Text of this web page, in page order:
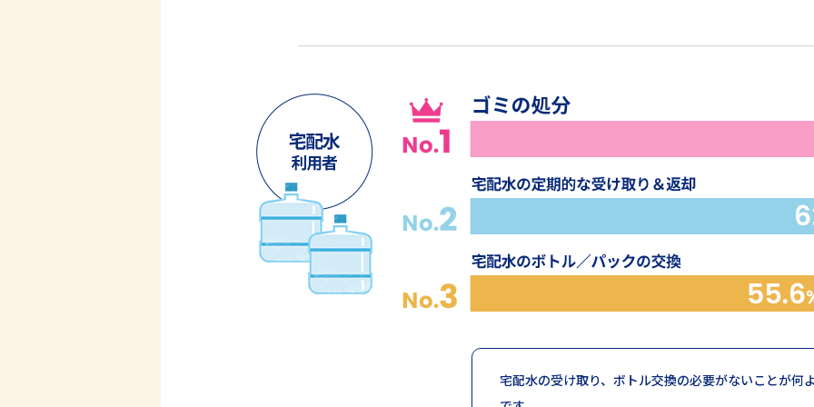
宅配水の受け取り、ボトル交換の必要がないことが何